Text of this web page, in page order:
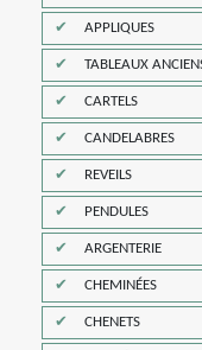
APPLIQUES
TABLEAUX
CARTELS
CANDELABRES
REVEILS
PENDULES
ARGENTERIE
CHEMINÉES
CHENETS